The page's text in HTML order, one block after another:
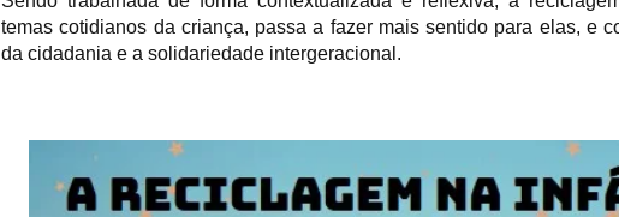
temas cotidianos da criança, passa a fazer mais sentido para elas, e
da cidadania e a solidariedade intergeracional.